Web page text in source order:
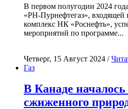
В первом полугодии 2024
«РН-Пурнефтегаз»,
комплекс НК «Роснефть»,
мероприятий по программе...
Четверг, 15 Август 2024 /
Газ
В Канаде началось
сжиженного